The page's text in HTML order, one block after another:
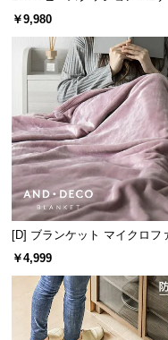
て
様
サ
ポ
ー
ト
お
底付き感のない座
しっかりとした厚み
なくやさしい座り心
￥9,980
[D] ブランケット マイクロフ
バー
￥4,999